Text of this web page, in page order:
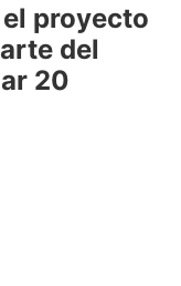
proyecto
del
20